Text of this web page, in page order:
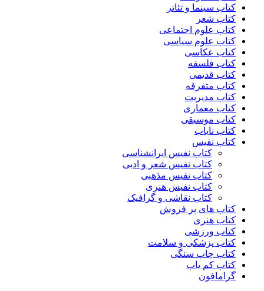
کتاب سینما و تئاتر
کتاب شعر
کتاب علوم اجتماعی
کتاب علوم سیاسی
کتاب عکاسی
کتاب فلسفه
کتاب قدیمی
کتاب متفرقه
کتاب مدیریت
کتاب معماری
کتاب موسیقی
کتاب نایاب
کتاب نفیس
کتاب نفیس ایرانشناسی
کتاب نفیس شعر و ادبی
کتاب نفیس مذهبی
کتاب نفیس هنری
کتاب نقاشی و گرافیک
کتاب های پر فروش
کتاب هنری
کتاب ورزشی
کتاب پزشکی و سلامت
کتاب چاپ سنگی
کتاب کم یاب
گرامافون